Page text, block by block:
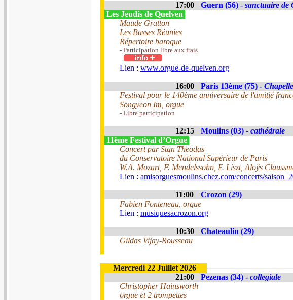
17:00 Guern (56) - sanctuaire de
Les Jeudis de Quelven
Maude Gratton
Les Basses Réunies
Répertoire baroque
- Participation libre aux frais
Lien : www.orgue-de-quelven.org
16:00 Paris 13ème (75) -
Festival pour le 140ème anniversaire de l'amitié
Songyeon Im, orgue
- Libre participation
12:15 Moulins (03) - cathédrale
11ème Festival d’Orgue
Concert par Stan Theodas
du Conservatoire National Supérieur de Paris
W.A. Mozart, F. Mendelssohn, F. Liszt, Aloÿs
Lien : amisorguesmoulins.chez.com/concerts/
11:00
Crozon (29)
Fabien Fonteneau, orgue
Lien : musiquesacrozon.org
10:30
Chateaulin (29)
Gildas Vijay-Rousseau
Mercredi 22 Juillet 2026
21:00
Pezenas (34) - collegiale
Christopher Hainsworth
orgue et 2 trompettes